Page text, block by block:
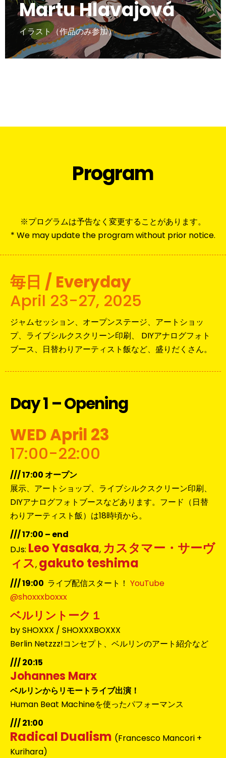
Martu Hlavajová
イラスト（作品のみ参加）
Program
※プログラムは予告なく変更することがあります。
* We may update the program without prior notice.
毎日 / Everyday
April 23-27, 2025
ジャムセッション、オープンステージ、アートショッ
プ、ライブシルクスクリーン印刷、 DIYアナログフォト
ブース、日替わりアーティスト飯など、盛りだくさん。
Day 1 – Opening
WED April 23
17:00-22:00
/// 17:00 オープン
展示、アートショップ、ライブシルクスクリーン印刷、
DIYアナログフォトブースなどあります。フード（日替
わりアーティスト飯）は18時頃から。
/// 17:00 – end
DJs: Leo Yasaka, カスタマー・サーヴ
ィス, gakuto teshima
/// 19:00 ライブ配信スタート！ YouTube
@shoxxxboxxx
ベルリントーク１
by SHOXXX / SHOXXXBOXXX
Berlin Netzzz!コンセプト、ベルリンのアート紹介など
/// 20:15
Johannes Marx
ベルリンからリモートライブ出演！
Human Beat Machineを使ったパフォーマンス
/// 21:00
Radical Dualism (Francesco Mancori +
Kurihara)